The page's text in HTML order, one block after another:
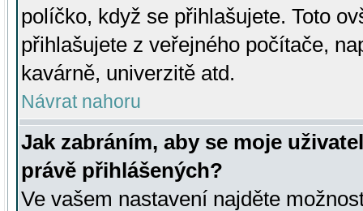
políčko, když se přihlašujete. Toto
přihlašujete z veřejného počítače,
kavárně, univerzitě atd.
Návrat nahoru
Jak zabráním, aby se moje
právě přihlášených?
Ve vašem nastavení najděte